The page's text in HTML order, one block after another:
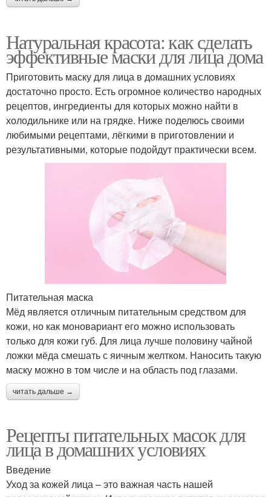
Натуральная красота: как сделать
эффективные маски для лица дома
Приготовить маску для лица в домашних условиях
достаточно просто. Есть огромное количество народных
рецептов, ингредиенты для которых можно найти в
холодильнике или на грядке. Ниже поделюсь своими
любимыми рецептами, лёгкими в приготовлении и
результативными, которые подойдут практически всем.
Питательная маска
Мёд является отличным питательным средством для
кожи, но как моновариант его можно использовать
только для кожи губ. Для лица лучше половину чайной
ложки мёда смешать с яичным желтком. Наносить такую
маску можно в том числе и на область под глазами.
читать дальше →
Рецепты питательных масок для
лица в домашних условиях
Введение
Уход за кожей лица – это важная часть нашей